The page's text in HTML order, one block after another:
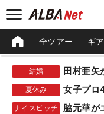
全ツアー ギア
結婚 田村亜矢
夏休み 女子プロ
ナイスピッチ 脇元華が